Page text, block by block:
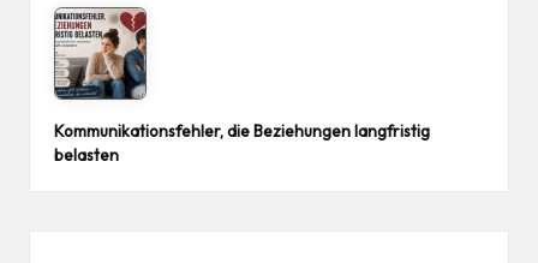
Kommunikationsfehler, die Beziehungen langfristig
belasten